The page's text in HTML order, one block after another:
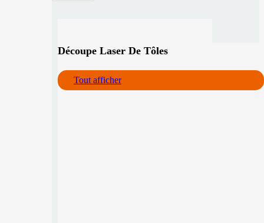
Découpe Laser De Tôles
Tout afficher